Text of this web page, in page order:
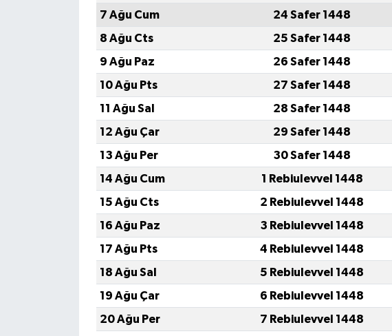
7 Ağu Cum
24 Safer 1448
8 Ağu Cts
25 Safer 1448
9 Ağu Paz
26 Safer 1448
10 Ağu Pts
27 Safer 1448
11 Ağu Sal
28 Safer 1448
12 Ağu Çar
29 Safer 1448
13 Ağu Per
30 Safer 1448
14 Ağu Cum
1 Rebiulevvel 1448
15 Ağu Cts
2 Rebiulevvel 1448
16 Ağu Paz
3 Rebiulevvel 1448
17 Ağu Pts
4 Rebiulevvel 1448
18 Ağu Sal
5 Rebiulevvel 1448
19 Ağu Çar
6 Rebiulevvel 1448
20 Ağu Per
7 Rebiulevvel 1448